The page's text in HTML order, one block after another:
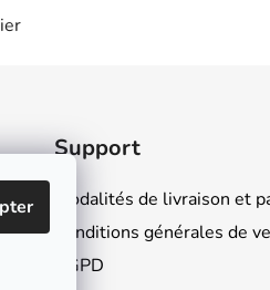
Support
Modalités de livraison et
Conditions générales de
RGPD